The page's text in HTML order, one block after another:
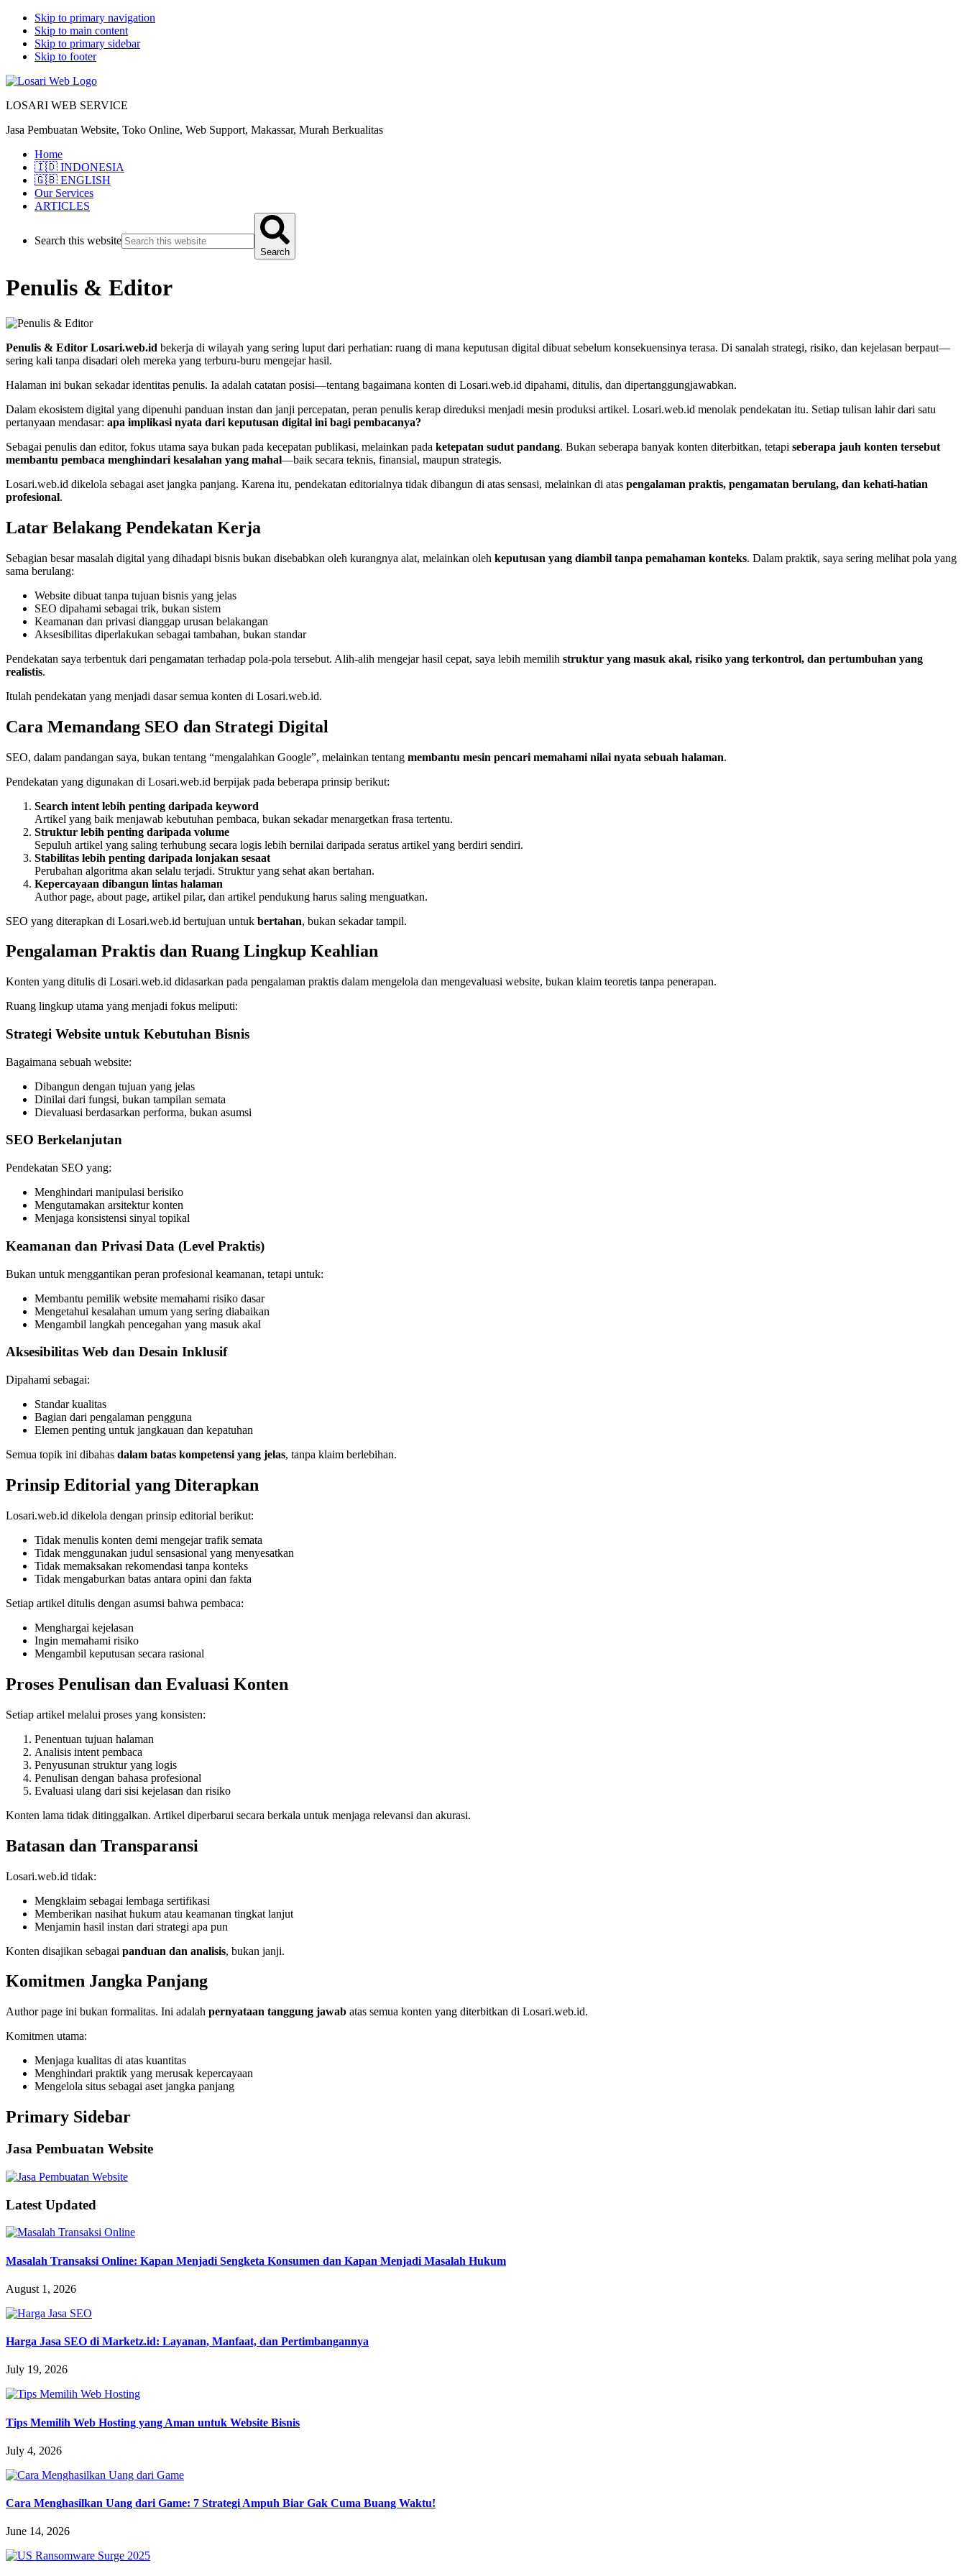
Skip to primary navigation
Skip to main content
Skip to primary sidebar
Skip to footer
LOSARI WEB SERVICE
Jasa Pembuatan Website, Toko Online, Web Support, Makassar, Murah Berkualitas
Home
🇮🇩 INDONESIA
🇬🇧 ENGLISH
Our Services
ARTICLES
Search this website
Search
Penulis & Editor
Penulis & Editor Losari.web.id bekerja di wilayah yang sering luput dari perhatian: ruang di mana keputusan digital dibuat sebelum konsekuensinya terasa. Di sanalah strategi, risiko, dan kejelasan berpaut—
sering kali tanpa disadari oleh mereka yang terburu-buru mengejar hasil.
Halaman ini bukan sekadar identitas penulis. Ia adalah catatan posisi—tentang bagaimana konten di Losari.web.id dipahami, ditulis, dan dipertanggungjawabkan.
Dalam ekosistem digital yang dipenuhi panduan instan dan janji percepatan, peran penulis kerap direduksi menjadi mesin produksi artikel. Losari.web.id menolak pendekatan itu. Setiap tulisan lahir dari satu
pertanyaan mendasar: apa implikasi nyata dari keputusan digital ini bagi pembacanya?
Sebagai penulis dan editor, fokus utama saya bukan pada kecepatan publikasi, melainkan pada ketepatan sudut pandang. Bukan seberapa banyak konten diterbitkan, tetapi seberapa jauh konten tersebut
membantu pembaca menghindari kesalahan yang mahal—baik secara teknis, finansial, maupun strategis.
Losari.web.id dikelola sebagai aset jangka panjang. Karena itu, pendekatan editorialnya tidak dibangun di atas sensasi, melainkan di atas pengalaman praktis, pengamatan berulang, dan kehati-hatian
profesional.
Latar Belakang Pendekatan Kerja
Sebagian besar masalah digital yang dihadapi bisnis bukan disebabkan oleh kurangnya alat, melainkan oleh keputusan yang diambil tanpa pemahaman konteks. Dalam praktik, saya sering melihat pola yang
sama berulang:
Website dibuat tanpa tujuan bisnis yang jelas
SEO dipahami sebagai trik, bukan sistem
Keamanan dan privasi dianggap urusan belakangan
Aksesibilitas diperlakukan sebagai tambahan, bukan standar
Pendekatan saya terbentuk dari pengamatan terhadap pola-pola tersebut. Alih-alih mengejar hasil cepat, saya lebih memilih struktur yang masuk akal, risiko yang terkontrol, dan pertumbuhan yang
realistis.
Itulah pendekatan yang menjadi dasar semua konten di Losari.web.id.
Cara Memandang SEO dan Strategi Digital
SEO, dalam pandangan saya, bukan tentang “mengalahkan Google”, melainkan tentang membantu mesin pencari memahami nilai nyata sebuah halaman.
Pendekatan yang digunakan di Losari.web.id berpijak pada beberapa prinsip berikut:
Search intent lebih penting daripada keyword
Artikel yang baik menjawab kebutuhan pembaca, bukan sekadar menargetkan frasa tertentu.
Struktur lebih penting daripada volume
Sepuluh artikel yang saling terhubung secara logis lebih bernilai daripada seratus artikel yang berdiri sendiri.
Stabilitas lebih penting daripada lonjakan sesaat
Perubahan algoritma akan selalu terjadi. Struktur yang sehat akan bertahan.
Kepercayaan dibangun lintas halaman
Author page, about page, artikel pilar, dan artikel pendukung harus saling menguatkan.
SEO yang diterapkan di Losari.web.id bertujuan untuk bertahan, bukan sekadar tampil.
Pengalaman Praktis dan Ruang Lingkup Keahlian
Konten yang ditulis di Losari.web.id didasarkan pada pengalaman praktis dalam mengelola dan mengevaluasi website, bukan klaim teoretis tanpa penerapan.
Ruang lingkup utama yang menjadi fokus meliputi:
Strategi Website untuk Kebutuhan Bisnis
Bagaimana sebuah website:
Dibangun dengan tujuan yang jelas
Dinilai dari fungsi, bukan tampilan semata
Dievaluasi berdasarkan performa, bukan asumsi
SEO Berkelanjutan
Pendekatan SEO yang:
Menghindari manipulasi berisiko
Mengutamakan arsitektur konten
Menjaga konsistensi sinyal topikal
Keamanan dan Privasi Data (Level Praktis)
Bukan untuk menggantikan peran profesional keamanan, tetapi untuk:
Membantu pemilik website memahami risiko dasar
Mengetahui kesalahan umum yang sering diabaikan
Mengambil langkah pencegahan yang masuk akal
Aksesibilitas Web dan Desain Inklusif
Dipahami sebagai:
Standar kualitas
Bagian dari pengalaman pengguna
Elemen penting untuk jangkauan dan kepatuhan
Semua topik ini dibahas dalam batas kompetensi yang jelas, tanpa klaim berlebihan.
Prinsip Editorial yang Diterapkan
Losari.web.id dikelola dengan prinsip editorial berikut:
Tidak menulis konten demi mengejar trafik semata
Tidak menggunakan judul sensasional yang menyesatkan
Tidak memaksakan rekomendasi tanpa konteks
Tidak mengaburkan batas antara opini dan fakta
Setiap artikel ditulis dengan asumsi bahwa pembaca:
Menghargai kejelasan
Ingin memahami risiko
Mengambil keputusan secara rasional
Proses Penulisan dan Evaluasi Konten
Setiap artikel melalui proses yang konsisten:
Penentuan tujuan halaman
Analisis intent pembaca
Penyusunan struktur yang logis
Penulisan dengan bahasa profesional
Evaluasi ulang dari sisi kejelasan dan risiko
Konten lama tidak ditinggalkan. Artikel diperbarui secara berkala untuk menjaga relevansi dan akurasi.
Batasan dan Transparansi
Losari.web.id tidak:
Mengklaim sebagai lembaga sertifikasi
Memberikan nasihat hukum atau keamanan tingkat lanjut
Menjamin hasil instan dari strategi apa pun
Konten disajikan sebagai panduan dan analisis, bukan janji.
Komitmen Jangka Panjang
Author page ini bukan formalitas. Ini adalah pernyataan tanggung jawab atas semua konten yang diterbitkan di Losari.web.id.
Komitmen utama:
Menjaga kualitas di atas kuantitas
Menghindari praktik yang merusak kepercayaan
Mengelola situs sebagai aset jangka panjang
Primary Sidebar
Jasa Pembuatan Website
Latest Updated
Masalah Transaksi Online: Kapan Menjadi Sengketa Konsumen dan Kapan Menjadi Masalah Hukum
August 1, 2026
Harga Jasa SEO di Marketz.id: Layanan, Manfaat, dan Pertimbangannya
July 19, 2026
Tips Memilih Web Hosting yang Aman untuk Website Bisnis
July 4, 2026
Cara Menghasilkan Uang dari Game: 7 Strategi Ampuh Biar Gak Cuma Buang Waktu!
June 14, 2026